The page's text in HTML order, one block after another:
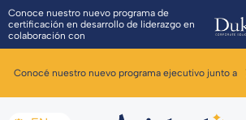
Conoce nuestro nuevo programa de
certificación en desarrollo de liderazgo en
colaboración con
Conocé nuestro nuevo programa ejecutivo junto a